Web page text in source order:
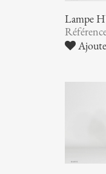
Lampe